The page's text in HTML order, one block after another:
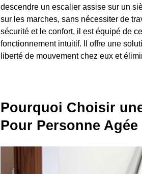
descendre un escalier assise sur un
sur les marches, sans nécessiter de
sécurité et le confort, il est équipé de
fonctionnement intuitif. Il offre une
liberté de mouvement chez eux et
Pourquoi Choisir
Pour Personne Agée